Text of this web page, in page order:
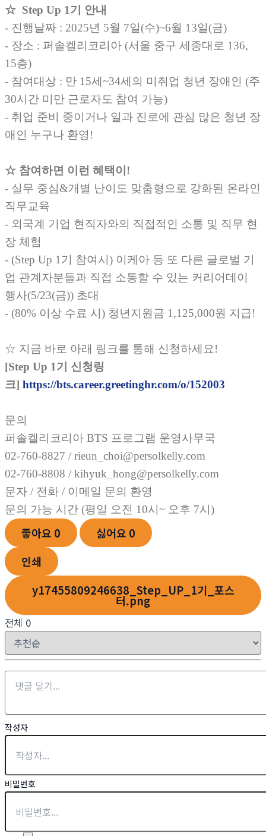
☆ Step Up 1기 안내
- 진행날짜 : 2025년 5월 7일(수)~6월 13일(금)
- 장소 : 퍼솔켈리코리아 (서울 중구 세종대로 136,
15층)
- 참여대상 : 만 15세~34세의 미취업 청년 장애인 (주
30시간 미만 근로자도 참여 가능)
- 취업 준비 중이거나 일과 진로에 관심 많은 청년 장
애인 누구나 환영!
☆ 참여하면 이런 혜택이!
- 실무 중심&개별 난이도 맞춤형으로 강화된 온라인
직무교육
- 외국계 기업 현직자와의 직접적인 소통 및 직무 현
장 체험
- (Step Up 1기 참여시) 이케아 등 또 다른 글로벌 기
업 관계자분들과 직접 소통할 수 있는 커리어데이
행사(5/23(금)) 초대
- (80% 이상 수료 시) 청년지원금 1,125,000원 지급!
☆ 지금 바로 아래 링크를 통해 신청하세요!
[Step Up 1기 신청링
크] https://bts.career.greetinghr.com/o/152003
문의
퍼솔켈리코리아 BTS 프로그램 운영사무국
02-760-8827 / rieun_choi@persolkelly.com
02-760-8808 / kihyuk_hong@persolkelly.com
문자 / 전화 / 이메일 문의 환영
문의 가능 시간 (평일 오전 10시~ 오후 7시)
좋아요 0 싫어요 0
인쇄
y17455809246638_Step_UP_1기_포스
터.png
전체 0
작성자
비밀번호